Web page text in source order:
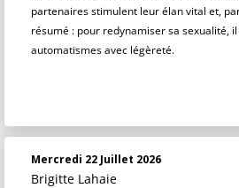
partenaires stimulent leur élan vital et,
résumé : pour redynamiser sa sexualité,
automatismes avec légèreté.
Mercredi 22 Juillet 2026
Brigitte Lahaie